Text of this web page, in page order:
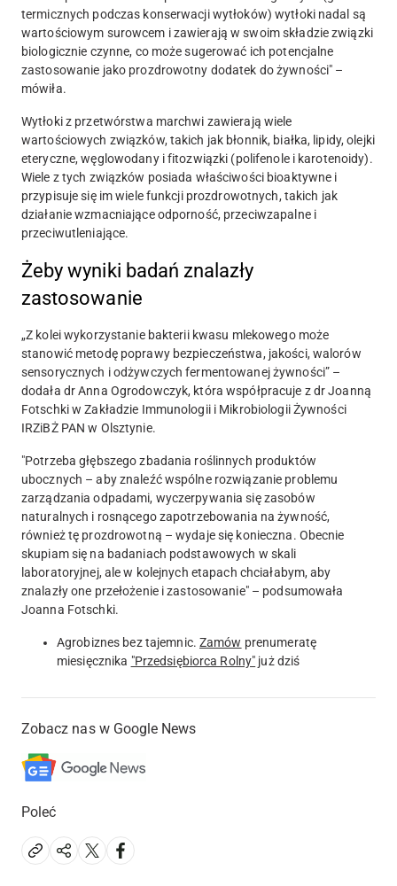
termicznych podczas konserwacji wytłoków) wytłoki nadal są
wartościowym surowcem i zawierają w swoim składzie związki
biologicznie czynne, co może sugerować ich potencjalne
zastosowanie jako prozdrowotny dodatek do żywności" –
mówiła.
Wytłoki z przetwórstwa marchwi zawierają wiele
wartościowych związków, takich jak błonnik, białka, lipidy, olejki
eteryczne, węglowodany i fitozwiązki (polifenole i karotenoidy).
Wiele z tych związków posiada właściwości bioaktywne i
przypisuje się im wiele funkcji prozdrowotnych, takich jak
działanie wzmacniające odporność, przeciwzapalne i
przeciwutleniające.
Żeby wyniki badań znalazły
zastosowanie
„Z kolei wykorzystanie bakterii kwasu mlekowego może
stanowić metodę poprawy bezpieczeństwa, jakości, walorów
sensorycznych i odżywczych fermentowanej żywności” –
dodała dr Anna Ogrodowczyk, która współpracuje z dr Joanną
Fotschki w Zakładzie Immunologii i Mikrobiologii Żywności
IRZiBŻ PAN w Olsztynie.
"Potrzeba głębszego zbadania roślinnych produktów
ubocznych – aby znaleźć wspólne rozwiązanie problemu
zarządzania odpadami, wyczerpywania się zasobów
naturalnych i rosnącego zapotrzebowania na żywność,
również tę prozdrowotną – wydaje się konieczna. Obecnie
skupiam się na badaniach podstawowych w skali
laboratoryjnej, ale w kolejnych etapach chciałabym, aby
znalazły one przełożenie i zastosowanie" – podsumowała
Joanna Fotschki.
Agrobiznes bez tajemnic. Zamów prenumeratę
miesięcznika "Przedsiębiorca Rolny" już dziś
Zobacz nas w Google News
Poleć